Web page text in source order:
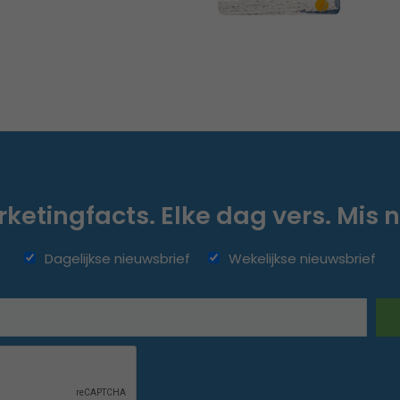
Elke dag vers. Mis
Dagelijkse nieuwsbrief Wekelijkse nieuwsbrief